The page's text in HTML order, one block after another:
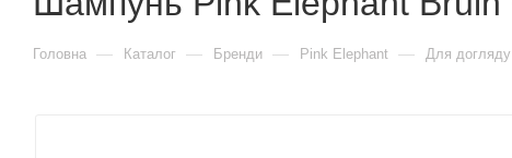
Головна — Каталог — Бренди — Pink Elephant — Для догляду